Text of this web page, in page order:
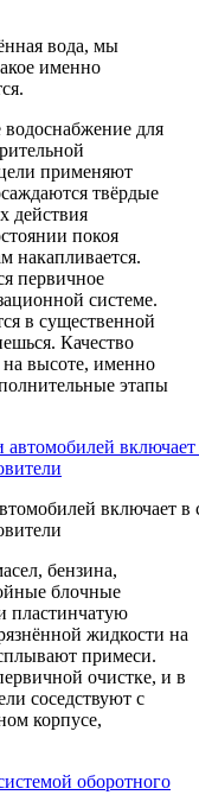
вода, мы
именно
для
применяют
твёрдые
действия
покоя
накапливается.
первичное
системе.
в существенной
Качество
высоте, именно
этапы
включает в
бензина,
блочные
пластинчатую
жидкости на
примеси.
очистке, и в
соседствуют с
корпусе,